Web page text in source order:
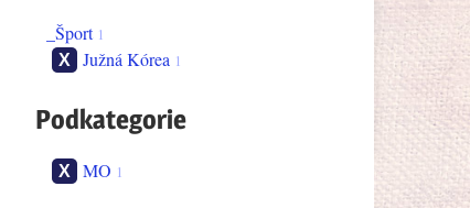
_Šport 1
Južná Kórea 1
Podkategorie
MO 1